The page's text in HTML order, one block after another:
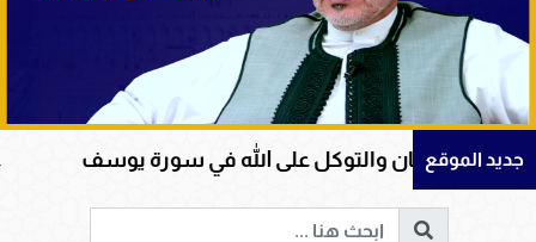
جديد الموقعوالتوكل على الله في سورة يوسف عظمة